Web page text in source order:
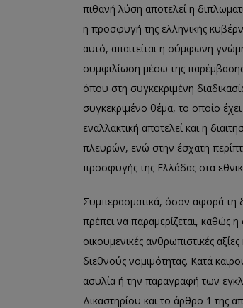
πιθανή λύση αποτελεί η
η προσφυγή της ελληνικής
αυτό, απαιτείται η σύμφωνη
συμφιλίωση μέσω της
όπου στη συγκεκριμένη
συγκεκριμένο θέμα, το οποίο έχε
εναλλακτική αποτελεί και η
πλευρών, ενώ στην έσχατη
προσφυγής της Ελλάδας στα
Συμπερασματικά, όσον αφορά τη
πρέπει να παραμερίζεται, καθώς
οικουμενικές ανθρωπιστικές
διεθνούς νομιμότητας. Κατά
ασυλία ή την παραγραφή των
Δικαστηρίου καιτο άρθρο 1 της